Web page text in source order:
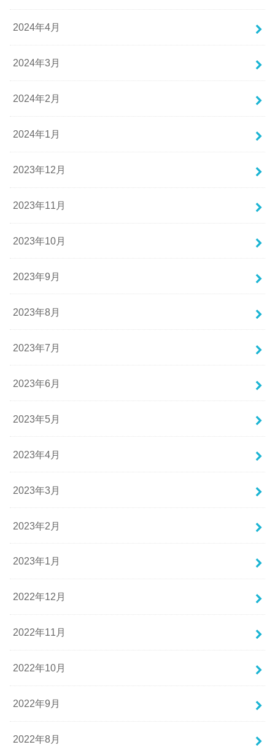
2024年4月
2024年3月
2024年2月
2024年1月
2023年12月
2023年11月
2023年10月
2023年9月
2023年8月
2023年7月
2023年6月
2023年5月
2023年4月
2023年3月
2023年2月
2023年1月
2022年12月
2022年11月
2022年10月
2022年9月
2022年8月